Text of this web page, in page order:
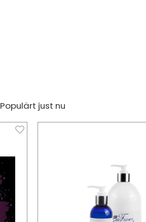
Populärt just nu